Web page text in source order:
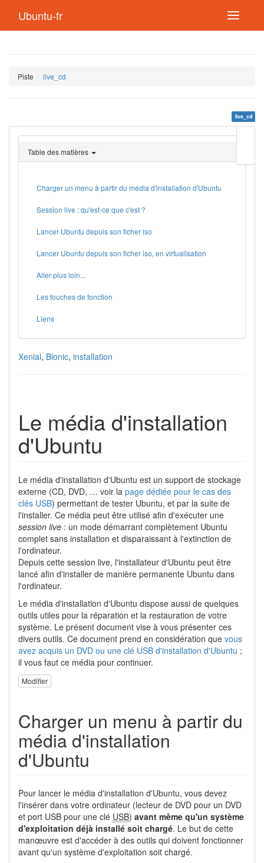
Ubuntu-fr
Piste live_cd
live_cd
page
Table des matières
Charger un menu à partir du média d'installation d'Ubuntu
Session live : qu'est-ce que c'est ?
Lancer Ubuntu depuis son ficher iso
Lancer Ubuntu depuis son ficher iso, en virtualisation
Aller plus loin...
Les touches de fonction
Liens
Xenial, Bionic, installation
Le média d'installation
d'Ubuntu
Le média d'installation d'Ubuntu est un support de stockage
externe (CD, DVD, … voir la page dédiée pour le cas des
clés USB) permettant de tester Ubuntu, et par la suite de
l'installer. Ce média peut être utilisé afin d'exécuter une
session live : un mode démarrant complètement Ubuntu
complet sans installation et disparaissant à l'extinction de
l'ordinateur.
Depuis cette session live, l'installateur d'Ubuntu peut être
lancé afin d'installer de manière permanente Ubuntu dans
l'ordinateur.
Le média d'installation d'Ubuntu dispose aussi de quelques
outils utiles pour la réparation et la restauration de votre
système. Le présent document vise à vous présenter ces
divers outils. Ce document prend en considération que vous
avez acquis un DVD ou une clé USB d'installation d'Ubuntu ;
il vous faut ce média pour continuer.
Modifier
Charger un menu à partir du
média d'installation
d'Ubuntu
Pour lancer le média d'installation d'Ubuntu, vous devez
l'insérer dans votre ordinateur (lecteur de DVD pour un DVD
et port USB pour une clé USB) avant même qu'un système
d'exploitation déjà installé soit chargé. Le but de cette
manœuvre est d'accéder à des outils qui doivent fonctionner
avant qu'un système d'exploitation soit chargé.